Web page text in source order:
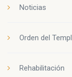
Noticias
Orden del
Rehabilitación